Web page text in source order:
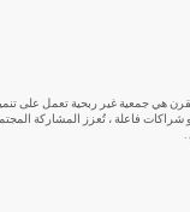
هي جمعية غير ربحية تعمل على
شراكات فاعلة ، تُعزز المشاركة
.